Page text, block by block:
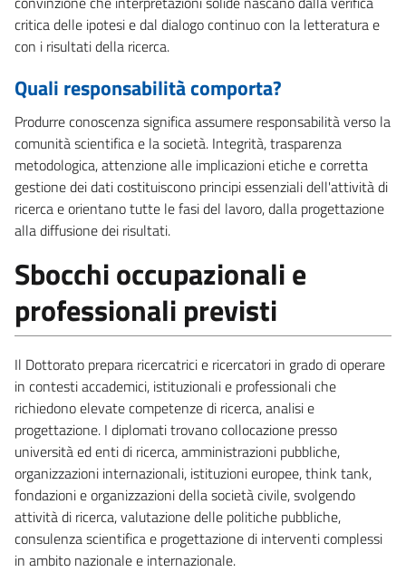
critica delle ipotesi e dal dialogo continuo con la letteratura e
con i risultati della ricerca.
Quali responsabilità comporta?
Produrre conoscenza significa assumere responsabilità verso la
comunità scientifica e la società. Integrità, trasparenza
metodologica, attenzione alle implicazioni etiche e corretta
gestione dei dati costituiscono principi essenziali dell'attività di
ricerca e orientano tutte le fasi del lavoro, dalla progettazione
alla diffusione dei risultati.
Sbocchi occupazionali e
professionali previsti
Il Dottorato prepara ricercatrici e ricercatori in grado di operare
in contesti accademici, istituzionali e professionali che
richiedono elevate competenze di ricerca, analisi e
progettazione. I diplomati trovano collocazione presso
università ed enti di ricerca, amministrazioni pubbliche,
organizzazioni internazionali, istituzioni europee, think tank,
fondazioni e organizzazioni della società civile, svolgendo
attività di ricerca, valutazione delle politiche pubbliche,
consulenza scientifica e progettazione di interventi complessi
in ambito nazionale e internazionale.